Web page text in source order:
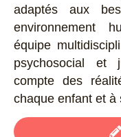
adaptés aux
environnement
équipe
psychosocial et
compte des
chaque enfant et à